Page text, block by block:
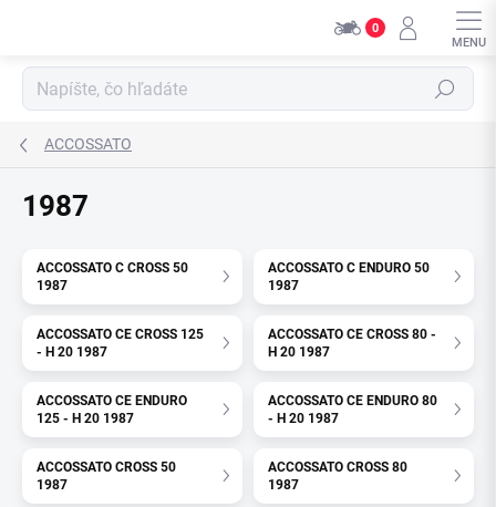
0
Hľadať
ACCOSSATO
1987
ACCOSSATO C CROSS 50
1987
ACCOSSATO C ENDURO 50
1987
ACCOSSATO CE CROSS 125
- H 20 1987
ACCOSSATO CE CROSS 80 -
H 20 1987
ACCOSSATO CE ENDURO
125 - H 20 1987
ACCOSSATO CE ENDURO 80
- H 20 1987
ACCOSSATO CROSS 50
1987
ACCOSSATO CROSS 80
1987